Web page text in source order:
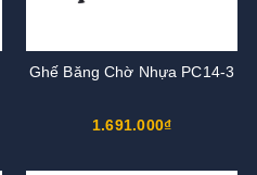
Ghế Băng Chờ Nhựa PC14-3
1.691.000₫